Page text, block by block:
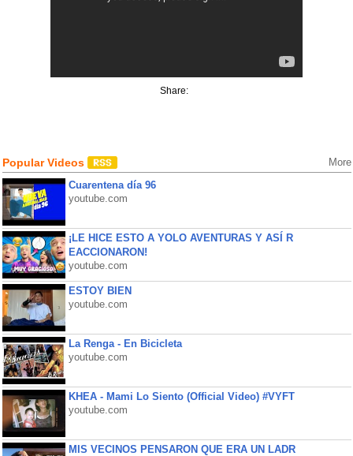
Share:
Popular Videos More
Cuarentena día 96
youtube.com
¡LE HICE ESTO A YOLO AVENTURAS Y ASÍ R
EACCIONARON!
youtube.com
ESTOY BIEN
youtube.com
La Renga - En Bicicleta
youtube.com
KHEA - Mami Lo Siento (Official Video) #VYFT
youtube.com
MIS VECINOS PENSARON QUE ERA UN LADR